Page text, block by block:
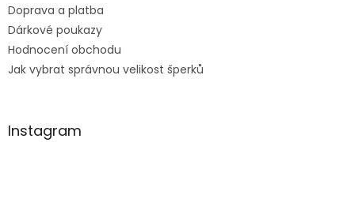
Doprava a platba
Dárkové poukazy
Hodnocení obchodu
Jak vybrat správnou velikost šperků
Instagram